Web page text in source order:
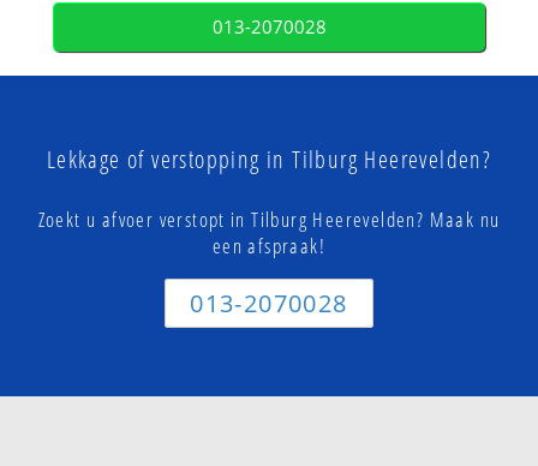
013-2070028
Lekkage of verstopping in Tilburg Heerevelden?
Zoekt u afvoer verstopt in Tilburg Heerevelden? Maak nu
een afspraak!
013-2070028